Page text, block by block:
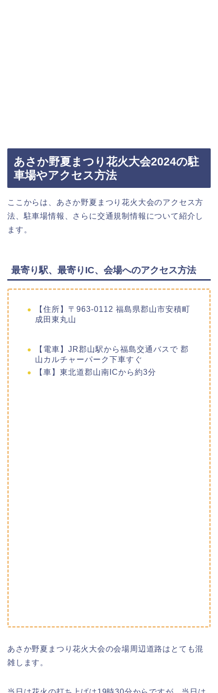
あさか野夏まつり花火大会2024の駐
車場やアクセス方法
ここからは、あさか野夏まつり花火大会のアクセス方
法、駐車場情報、さらに交通規制情報について紹介し
ます。
最寄り駅、最寄りIC、会場へのアクセス方法
【住所】〒963-0112 福島県郡山市安積町
成田東丸山
【電車】JR郡山駅から福島交通バスで 郡
山カルチャーパーク下車すぐ
【車】東北道郡山南ICから約3分
あさか野夏まつり花火大会の会場周辺道路はとても混
雑します。